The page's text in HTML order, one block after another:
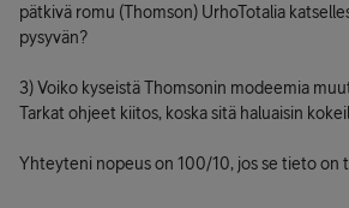
pätkivä romu (Thomson) UrhoTotalia
pysyvän?
3) Voiko kyseistä Thomsonin modeemia
Tarkat ohjeet kiitos, koska sitä haluaisin
Yhteyteni nopeus on 100/10, jos se tieto on